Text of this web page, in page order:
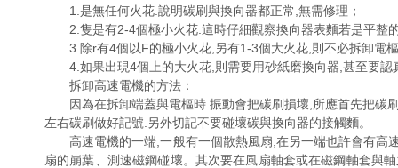
1.是無任何火花.說明碳刷與換向器都正常,無需修理；
2.隻是有2-4個極小火花.這時仔細觀察換向器表麵若是平整的.大
3.除r有4個以F的極小火花,另有1-3個大火花,則不必拆卸電樞,
4.如果出現4個上的大火花,則需要用砂紙磨換向器,甚至要認真
拆卸高速電機的方法：
因為在拆卸端蓋與電樞時.振動會把碳刷損壞,所應首先把碳刷
左右碳刷做好記號.另外切記不要碰壞碳與換向器的接觸麵。
高速電機的一端,一般有一個散熱風扇,在另一端也許會有高
扇的崩葉、測速磁鋼碰壞。其次要在風扇軸套或在磁鋼軸